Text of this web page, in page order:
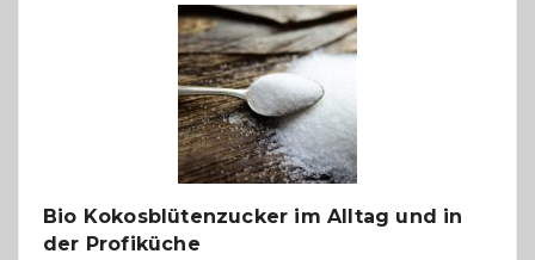
Freund
in
Gefahr
ist:
Brandschutz
für
Hunde
eigenen
Bio Kokosblütenzucker im Alltag und in
der Profiküche